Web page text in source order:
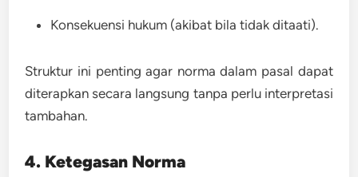
Konsekuensi hukum (akibat bila tidak ditaati).
Struktur ini penting agar norma dalam pasal dapat
diterapkan secara langsung tanpa perlu interpretasi
tambahan.
4. Ketegasan Norma